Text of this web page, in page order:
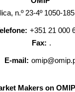
n.º 23-4º 1050-
+351 21 000
Fax: .
E-mail:
Makers on OMIP